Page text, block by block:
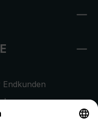
Endkunden